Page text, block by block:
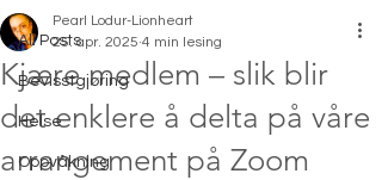
All Posts
Bevisstgjøring
Helse
Oppvåkning
Kjære medlem – slik blir
det enklere å delta på våre
arrangement på Zoom
Pearl Lodur-Lionheart
25. apr. 2025 4 min lesing